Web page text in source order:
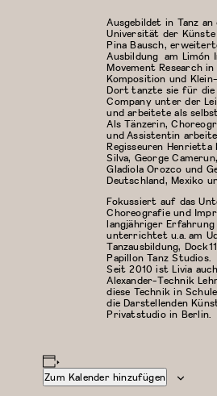
Zum Kalender hinzufügen
Ausgebildet in Tanz
Universität der
Pina Bausch,
Ausbildung am Limón
Movement Research
Komposition und
Dort tanzte sie für die
Company unter der
und arbeitete als
Als Tänzerin,
und Assistentin
Regisseuren
Silva, George
Gladiola Orozco und
Deutschland, Mexiko
Fokussiert auf das
Choreografie und
langjähriger
unterrichtet u.a. am
Tanzausbildung,
Papillon Tanz Studios.
Seit 2010 ist Livia
Alexander-Technik
diese Technik in
die Darstellenden
Privatstudio in Berlin.